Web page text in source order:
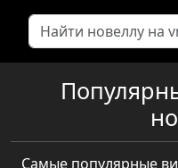
Самые популярные